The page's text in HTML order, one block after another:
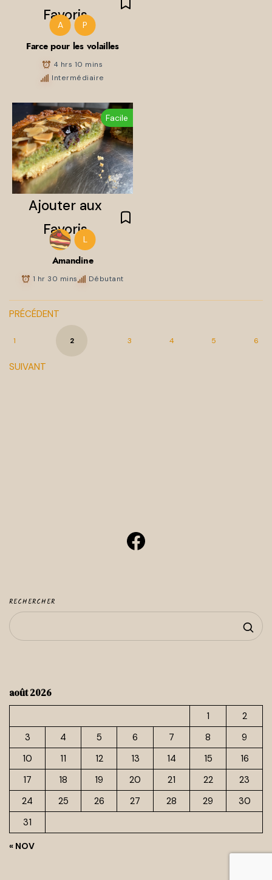
A P
Farce pour les volailles
4 hrs 10 mins
Intermédiaire
Facile
L
Amandine
1 hr 30 mins Débutant
PRÉCÉDENT
1 2 3 4 5 6
SUIVANT
Facebook
RECHERCHER
août 2026
1
2
3
4 5 6 7 8
9
10
11 12 13 14 15
16
17
18 19 20 21 22
23
24
25 26 27 28 29
30
31
« NOV